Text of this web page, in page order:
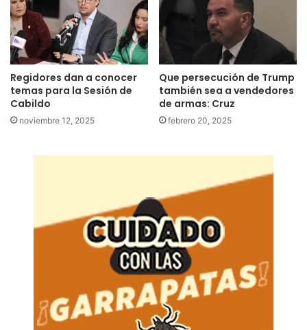
Regidores dan a conocer
temas para la Sesión de
Cabildo
noviembre 12, 2025
Que persecución de Trump
también sea a vendedores
de armas: Cruz
febrero 20, 2025